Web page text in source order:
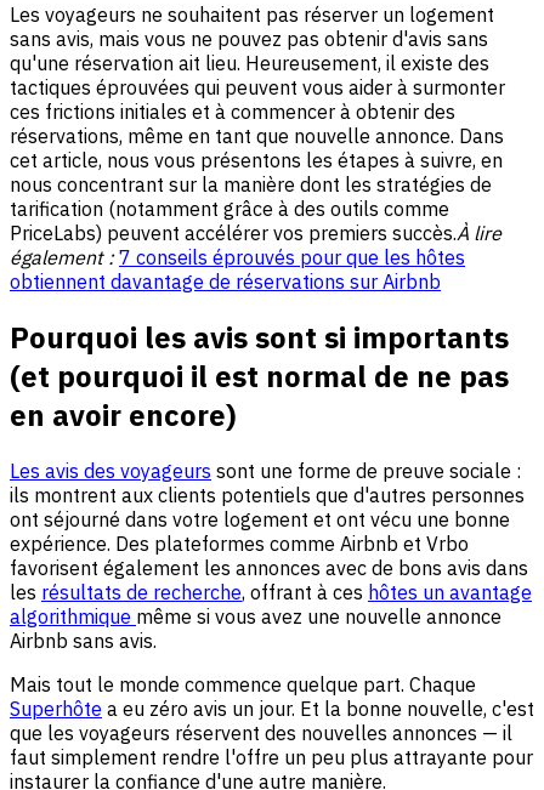
Les voyageurs ne souhaitent pas réserver un logement
sans avis, mais vous ne pouvez pas obtenir d'avis sans
qu'une réservation ait lieu. Heureusement, il existe des
tactiques éprouvées qui peuvent vous aider à surmonter
ces frictions initiales et à commencer à obtenir des
réservations, même en tant que nouvelle annonce. Dans
cet article, nous vous présentons les étapes à suivre, en
nous concentrant sur la manière dont les stratégies de
tarification (notamment grâce à des outils comme
PriceLabs) peuvent accélérer vos premiers succès.À lire
également :7 conseils éprouvés pour que les hôtes
obtiennent davantage de réservations sur Airbnb
Pourquoi les avis sont si importants
(et pourquoi il est normal de ne pas
en avoir encore)
Les avis des voyageurs sont une forme de preuve sociale :
ils montrent aux clients potentiels que d'autres personnes
ont séjourné dans votre logement et ont vécu une bonne
expérience. Des plateformes comme Airbnb et Vrbo
favorisent également les annonces avec de bons avis dans
les résultats de recherche, offrant à ces hôtes un avantage
algorithmique même si vous avez une nouvelle annonce
Airbnb sans avis.
Mais tout le monde commence quelque part. Chaque
Superhôte a eu zéro avis un jour. Et la bonne nouvelle, c'est
que les voyageurs réservent des nouvelles annonces — il
faut simplement rendre l'offre un peu plus attrayante pour
instaurer la confiance d'une autre manière.